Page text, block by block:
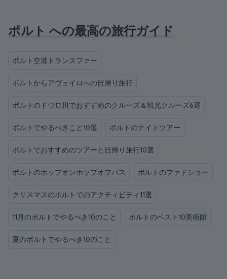
ポルト への最高の旅行ガイド
ポルト空港トランスファー
ポルトからアヴェイロへの日帰り旅行
ポルトのドウロ川でおすすめのクルーズ＆観光クルーズ6選
ポルトでやるべきこと10選 ポルトのナイトツアー
ポルトでおすすめのツアーと日帰り旅行10選
ポルトのホップオンホップオフバス ポルトのファドショー
クリスマスのポルトでのアクティビティ11選
11月のポルトでやるべき10のこと ポルトのベスト10美術館
夏のポルトでやるべき10のこと